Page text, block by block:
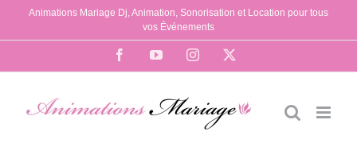
Passer
contenu
Animations Mariage Dj, Animation, Sonorisation et Location pour tous
vos Événements
FacebookYouTubeInstagram